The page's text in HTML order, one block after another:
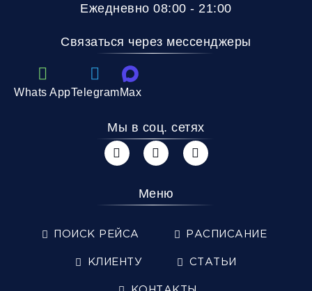
Ежедневно 08:00 - 21:00
Связаться через мессенджеры
Whats AppTelegramMax
Мы в соц. сетях
Меню
ПОИСК РЕЙСА РАСПИСАНИЕ
КЛИЕНТУ СТАТЬИ